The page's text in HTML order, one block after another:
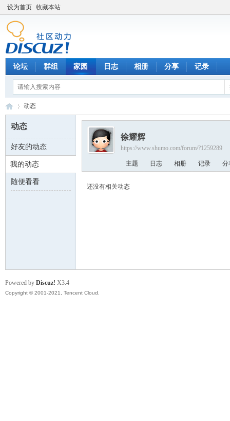
设为首页 收藏本站
论坛 群组 家园 日志 相册 分享 记录
数 ›
动态
动态
好友的动态
我的动态
随便看看
徐耀辉
https://www.shumo.com/forum/?1259289
主题 日志 相册 记录 分
还没有相关动态
Powered by Discuz! X3.4
Copyright © 2001-2021, Tencent Cloud.